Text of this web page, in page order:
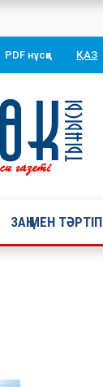
PDF нұсқа ҚАЗ
ЗАҢ МЕН ТӘРТІП